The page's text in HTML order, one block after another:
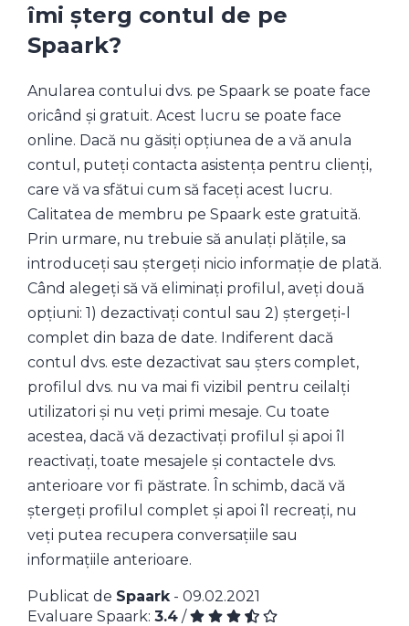
îmi șterg contul de pe
Spaark?
Anularea contului dvs. pe Spaark se poate face
oricând și gratuit. Acest lucru se poate face
online. Dacă nu găsiți opțiunea de a vă anula
contul, puteți contacta asistența pentru clienți,
care vă va sfătui cum să faceți acest lucru.
Calitatea de membru pe Spaark este gratuită.
Prin urmare, nu trebuie să anulați plățile, sa
introduceți sau ștergeți nicio informație de plată.
Când alegeți să vă eliminați profilul, aveți două
opțiuni: 1) dezactivați contul sau 2) ștergeți-l
complet din baza de date. Indiferent dacă
contul dvs. este dezactivat sau șters complet,
profilul dvs. nu va mai fi vizibil pentru ceilalți
utilizatori și nu veți primi mesaje. Cu toate
acestea, dacă vă dezactivați profilul și apoi îl
reactivați, toate mesajele și contactele dvs.
anterioare vor fi păstrate. În schimb, dacă vă
ștergeți profilul complet și apoi îl recreați, nu
veți putea recupera conversațiile sau
informațiile anterioare.
Publicat de Spaark- 09.02.2021
Evaluare Spaark: 3.4 /